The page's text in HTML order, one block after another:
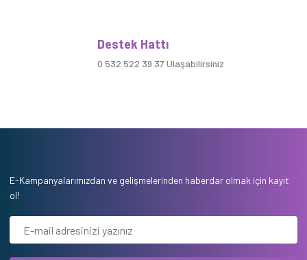
Destek Hattı
0 532 522 39 37 Ulaşabilirsiniz
E-Kampanyalarımızdan ve gelişmelerinden haberdar olmak için kayıt
ol!